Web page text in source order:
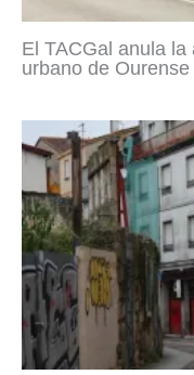
El TACGal anula
urbano de